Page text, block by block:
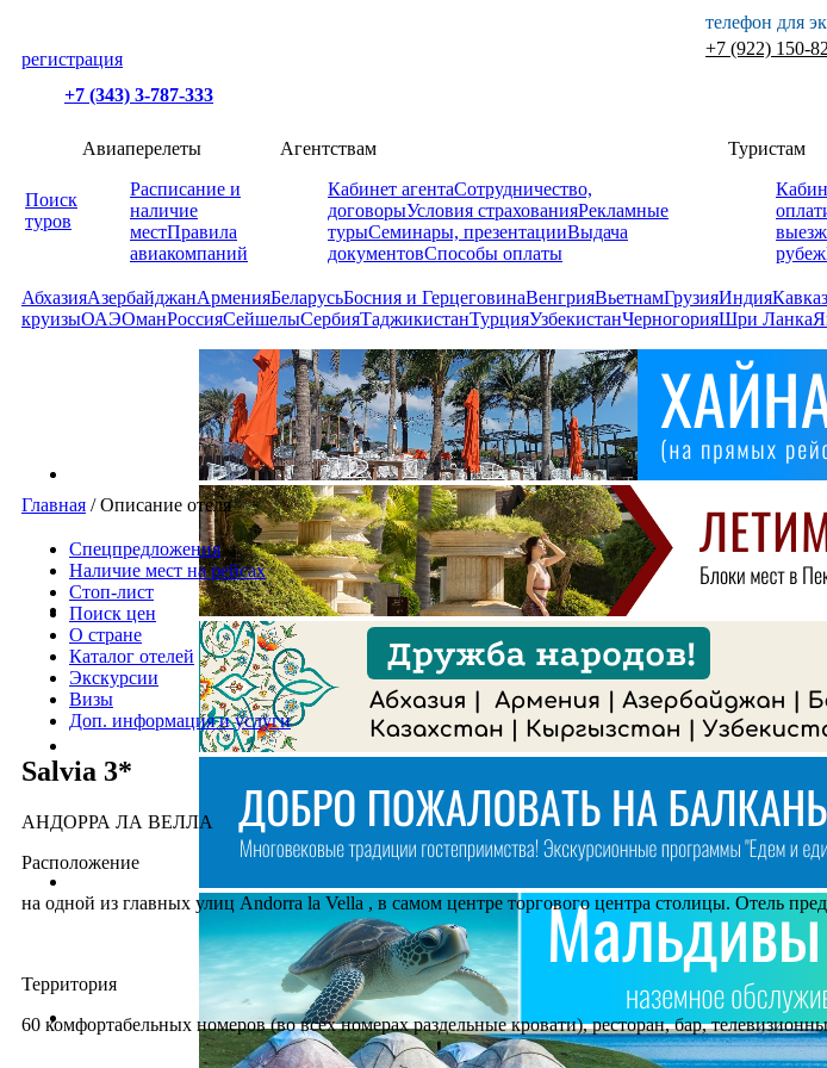
регистрация
+7 (343) 3-787-333
телефон для
+7 (922) 150-
Поиск
туров
Авиаперелеты
Расписание и
наличие
местПравила
авиакомпаний
Агентствам
Кабинет агентаСотрудничество,
договорыУсловия страхованияРекламные
турыСеминары, презентацииВыдача
документовСпособы оплаты
Туристам
рубеж
АбхазияАзербайджанАрменияБеларусьБосния и ГерцеговинаВенгрияВьетнамГрузияИндияКавказ
круизыОАЭОманРоссияСейшелыСербияТаджикистанТурцияУзбекистанЧерногорияШри Ланка
Главная /Описание отеля
Спецпредложения
Наличие мест на рейсах
Стоп-лист
Поиск цен
О стране
Каталог отелей
Экскурсии
Визы
Доп. информация и услуги
Salvia 3*
АНДОРРА ЛА ВЕЛЛА
Расположение
на одной из главных улиц Andorra la Vella , в самом центре торгового центра столицы. Отель
Территория
60 комфортабельных номеров (во всех номерах раздельные кровати), ресторан, бар,